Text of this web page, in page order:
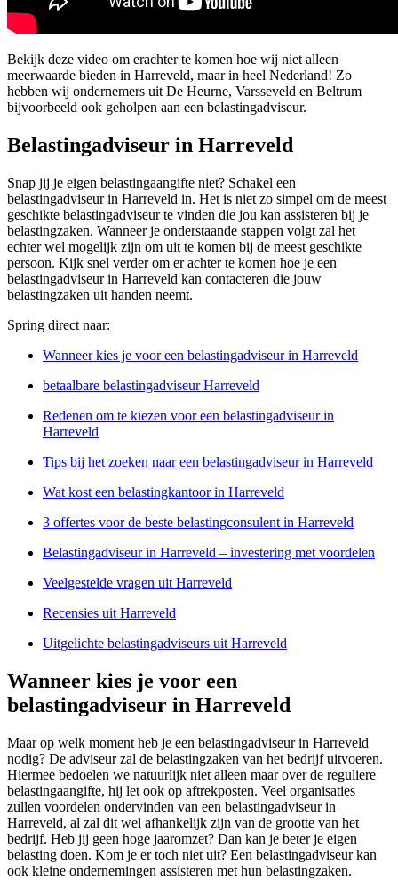
Bekijk deze video om erachter te komen hoe wij niet alleen
meerwaarde bieden in Harreveld, maar in heel Nederland! Zo
hebben wij ondernemers uit De Heurne, Varsseveld en Beltrum
bijvoorbeeld ook geholpen aan een belastingadviseur.
Belastingadviseur in Harreveld
Snap jij je eigen belastingaangifte niet? Schakel een
belastingadviseur in Harreveld in. Het is niet zo simpel om de meest
geschikte belastingadviseur te vinden die jou kan assisteren bij je
belastingzaken. Wanneer je onderstaande stappen volgt zal het
echter wel mogelijk zijn om uit te komen bij de meest geschikte
persoon. Kijk snel verder om er achter te komen hoe je een
belastingadviseur in Harreveld kan contacteren die jouw
belastingzaken uit handen neemt.
Spring direct naar:
Wanneer kies je voor een belastingadviseur in Harreveld
betaalbare belastingadviseur Harreveld
Redenen om te kiezen voor een belastingadviseur in
Harreveld
Tips bij het zoeken naar een belastingadviseur in Harreveld
Wat kost een belastingkantoor in Harreveld
3 offertes voor de beste belastingconsulent in Harreveld
Belastingadviseur in Harreveld – investering met voordelen
Veelgestelde vragen uit Harreveld
Recensies uit Harreveld
Uitgelichte belastingadviseurs uit Harreveld
Wanneer kies je voor een
belastingadviseur in Harreveld
Maar op welk moment heb je een belastingadviseur in Harreveld
nodig? De adviseur zal de belastingzaken van het bedrijf uitvoeren.
Hiermee bedoelen we natuurlijk niet alleen maar over de reguliere
belastingaangifte, hij let ook op aftrekposten. Veel organisaties
zullen voordelen ondervinden van een belastingadviseur in
Harreveld, al zal dit wel afhankelijk zijn van de grootte van het
bedrijf. Heb jij geen hoge jaaromzet? Dan kan je beter je eigen
belasting doen. Kom je er toch niet uit? Een belastingadviseur kan
ook kleine ondernemingen assisteren met hun belastingzaken.